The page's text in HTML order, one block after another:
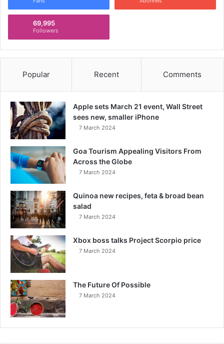
69,995
Followers
Popular Recent Comments
Apple sets March 21 event, Wall Street
sees new, smaller iPhone
7 March 2024
Goa Tourism Appealing Visitors From
Across the Globe
7 March 2024
Quinoa new recipes, feta & broad bean
salad
7 March 2024
Xbox boss talks Project Scorpio price
7 March 2024
The Future Of Possible
7 March 2024